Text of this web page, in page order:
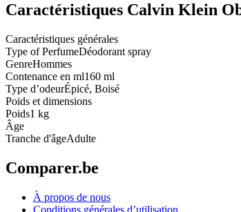
Caractéristiques Calvin Klein
Caractéristiques générales
Type of PerfumeDéodorant spray
GenreHommes
Contenance en ml160 ml
Type d’odeurÉpicé, Boisé
Poids et dimensions
Poids1 kg
Âge
Tranche d'âgeAdulte
Comparer.be
À propos de nous
Conditions générales d’utilisation